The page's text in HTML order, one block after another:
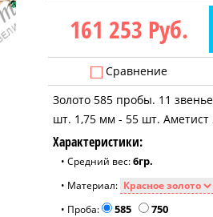
161 253 Руб.
Сравнение
Золото 585 пробы. 11
шт. 1,75 мм - 55 шт.
Характеристики:
• Средний вес:6гр.
• Материал:
• Проба:
585 750